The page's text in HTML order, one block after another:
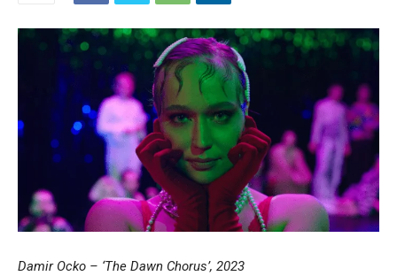
Damir Ocko – ‘The Dawn Chorus’, 2023